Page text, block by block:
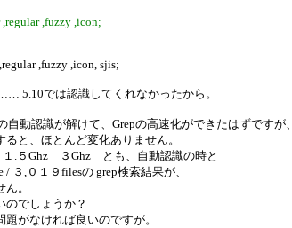
,fuzzy ,icon;
,fuzzy ,icon, sjis;
5.10では認識してくれなかったから。
動認識が解けて、Grepの高速化ができたはずですが、
、ほとんど変化ありません。
Ghz ３Ghz とも、自動認識の時と
０１９filesの grep検索結果が、
。
しょうか？
なければ良いのですが。